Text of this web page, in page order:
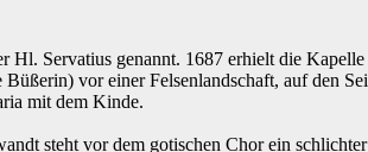
Hl. Servatius genannt. 1687 erhielt die
vor einer Felsenlandschaft, auf den
mit dem Kinde.
steht vor dem gotischen Chor ein